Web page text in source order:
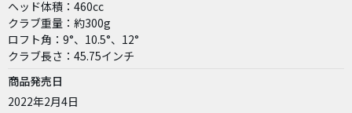
ヘッド体積：460cc
クラブ重量：約300g
ロフト角：9°、10.5°、12°
クラブ長さ：45.75インチ
商品発売日
2022年2月4日